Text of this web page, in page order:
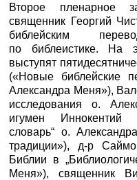
Второе пленарное
священник Георгий
библейским
по библеистике. На
выступят
(«Новые библейские
Александра Меня»),
исследования о.
игумен Иннокентий
словарь“ о.
традиции»), д-р
Библии в
Меня»), священник